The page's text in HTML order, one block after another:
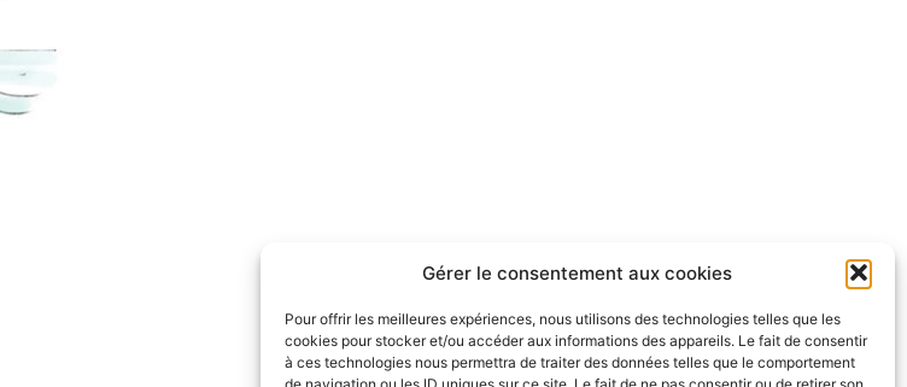
Gérer le consentement aux cookies
Pour offrir les meilleures expériences, nous utilisons des technologies telles que les
cookies pour stocker et/ou accéder aux informations des appareils. Le fait de consentir
à ces technologies nous permettra de traiter des données telles que le comportement